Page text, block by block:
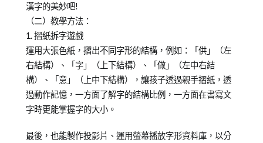
漢字的美妙吧!
（二）教學方法：
1. 摺紙拆字遊戲
運用大張色紙，摺出不同字形的結構，例如：「供」（左
右結構）、「字」（上下結構）、「做」（左中右結
構）、「意」（上中下結構），讓孩子透過親手摺紙，透
過動作記憶，一方面了解字的結構比例，一方面在書寫文
字時更能掌握字的大小。
最後，也能製作投影片、運用螢幕播放字形資料庫，以分